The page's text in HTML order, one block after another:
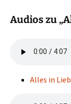
Audios zu
Alles in